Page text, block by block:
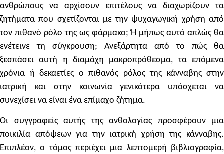
ανθρώπους να αρχίσουν επιτέλους να διαχωρίζουν τα
ζητήματα που σχετίζονται με την ψυχαγωγική χρήση από
τον πιθανό ρόλο της ως φάρμακο; Ή μήπως αυτό απλώς θα
ενέτεινε τη σύγκρουση; Ανεξάρτητα από το πώς θα
ξεσπάσει αυτή η διαμάχη μακροπρόθεσμα, τα επόμενα
χρόνια ή δεκαετίες ο πιθανός ρόλος της κάνναβης στην
ιατρική και στην κοινωνία γενικότερα υπόσχεται να
συνεχίσει να είναι ένα επίμαχο ζήτημα.
Οι συγγραφείς αυτής της ανθολογίας προσφέρουν μια
ποικιλία απόψεων για την ιατρική χρήση της κάνναβης.
Επιπλέον, ο τόμος περιέχει μια λεπτομερή βιβλιογραφία,